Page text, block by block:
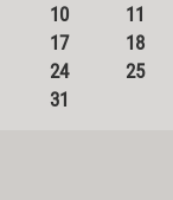
10
11
17
18
24
25
31